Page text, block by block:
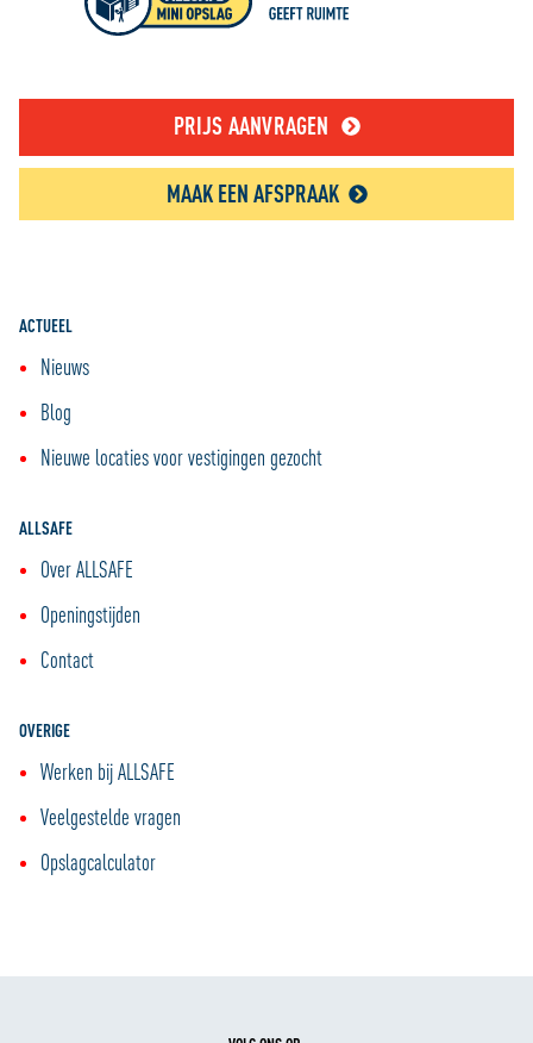
PRIJS AANVRAGEN
MAAK EEN AFSPRAAK
ACTUEEL
Nieuws
Blog
Nieuwe locaties voor vestigingen gezocht
ALLSAFE
Over ALLSAFE
Openingstijden
Contact
OVERIGE
Werken bij ALLSAFE
Veelgestelde vragen
Opslagcalculator